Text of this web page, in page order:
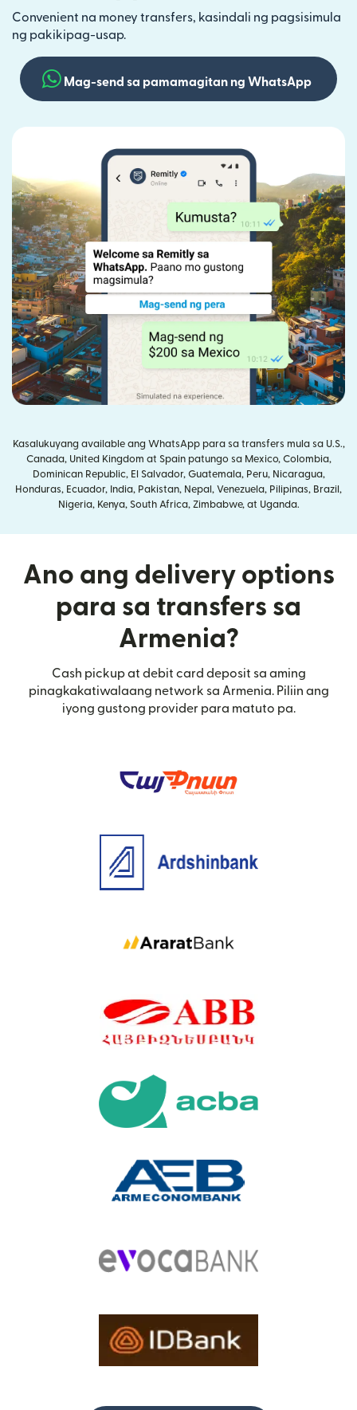
Convenient na money transfers, kasindali ng pagsisimula
ng pakikipag-usap.
Mag-send sa pamamagitan ng WhatsApp
Kasalukuyang available ang WhatsApp para sa transfers mula sa U.S.,
Canada, United Kingdom at Spain patungo sa Mexico, Colombia,
Dominican Republic, El Salvador, Guatemala, Peru, Nicaragua,
Honduras, Ecuador, India, Pakistan, Nepal, Venezuela, Pilipinas, Brazil,
Nigeria, Kenya, South Africa, Zimbabwe, at Uganda.
Ano ang delivery options
para sa transfers sa
Armenia?
Cash pickup at debit card deposit sa aming
pinagkakatiwalaang network sa Armenia. Piliin ang
iyong gustong provider para matuto pa.